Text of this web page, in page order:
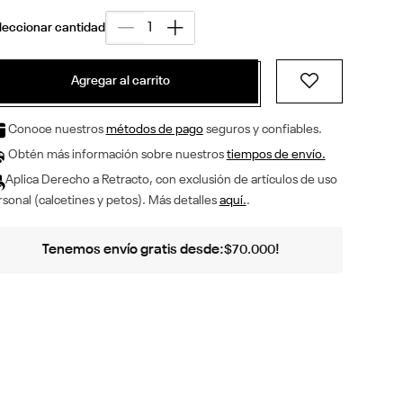
Agregar al carrito
Conoce nuestros métodos de pagoseguros y confiables.
Obtén más información sobre nuestros tiempos de envío.
Aplica Derecho a Retracto, con exclusión de artículos de uso
(calcetines y petos). Más detalles aquí..
Tenemos envío gratis desde:$70.000!